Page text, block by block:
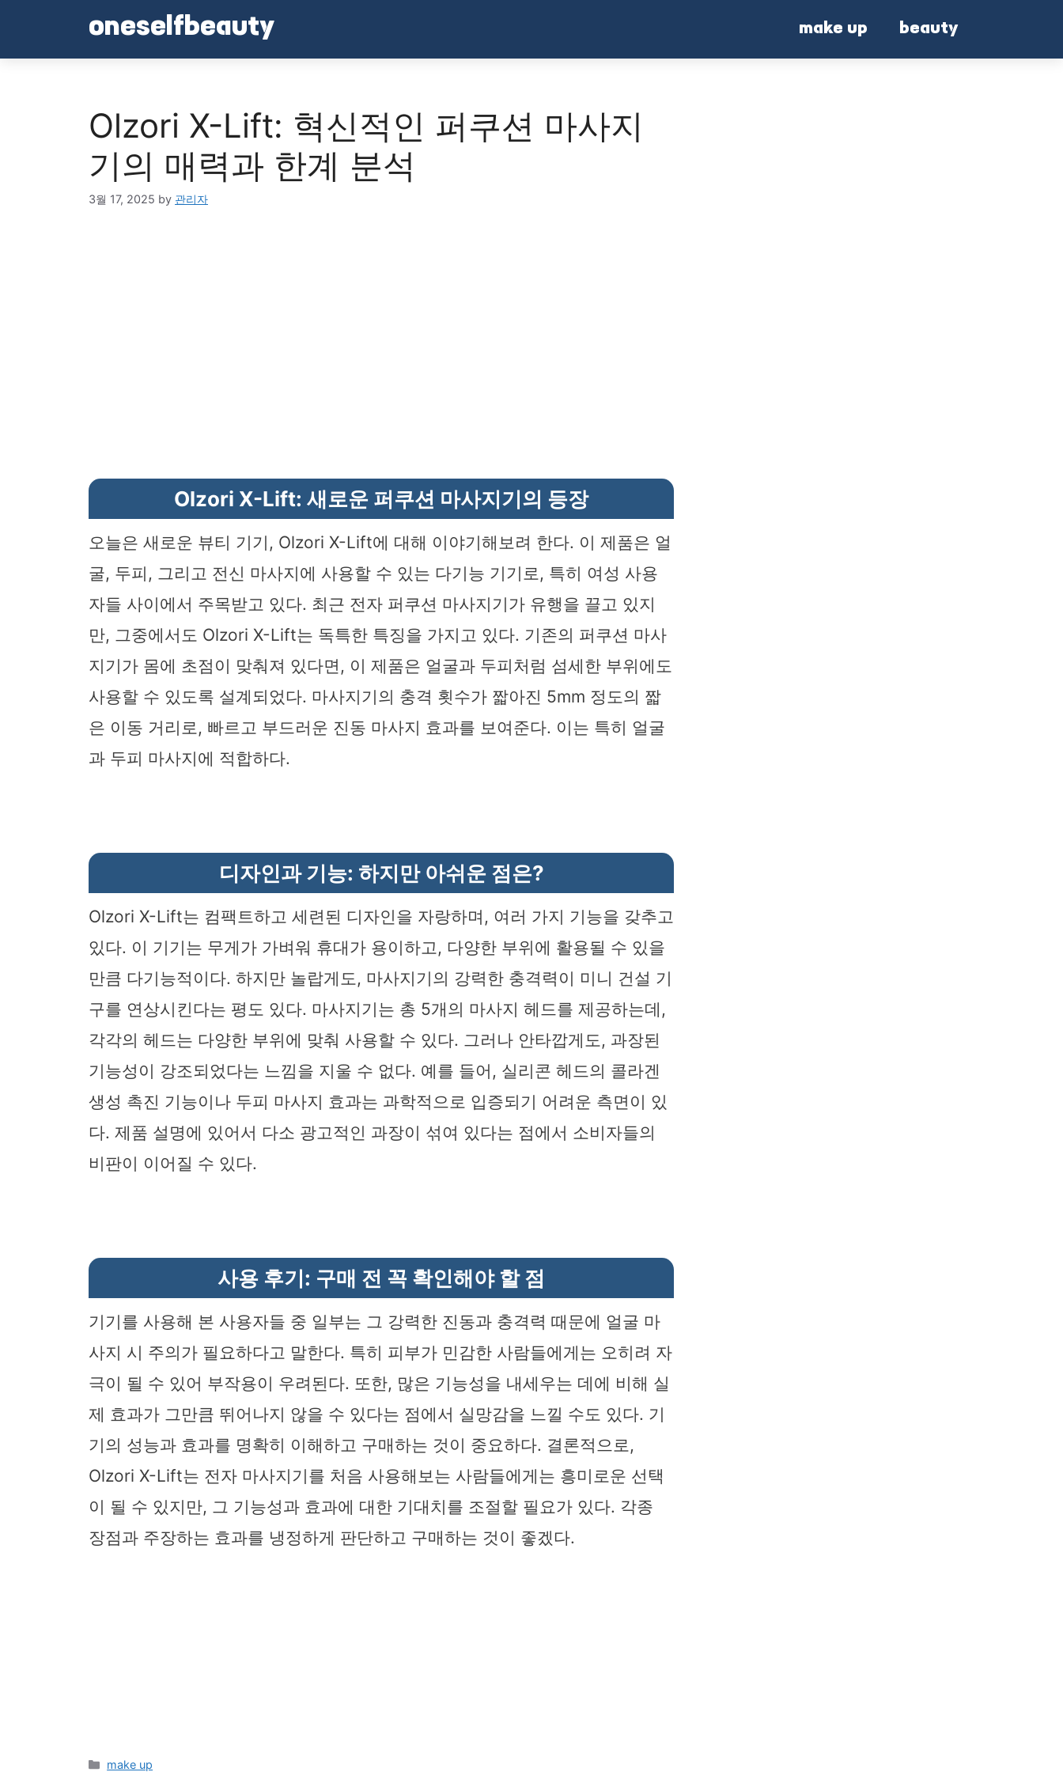
oneselfbeauty make up beauty
Olzori X-Lift: 혁신적인 퍼쿠션 마사지
기의 매력과 한계 분석
3월 17, 2025 by 관리자
Olzori X-Lift: 새로운 퍼쿠션 마사지기의 등장
오늘은 새로운 뷰티 기기, Olzori X-Lift에 대해 이야기해보려 한다. 이 제품은 얼
굴, 두피, 그리고 전신 마사지에 사용할 수 있는 다기능 기기로, 특히 여성 사용
자들 사이에서 주목받고 있다. 최근 전자 퍼쿠션 마사지기가 유행을 끌고 있지
만, 그중에서도 Olzori X-Lift는 독특한 특징을 가지고 있다. 기존의 퍼쿠션 마사
지기가 몸에 초점이 맞춰져 있다면, 이 제품은 얼굴과 두피처럼 섬세한 부위에도
사용할 수 있도록 설계되었다. 마사지기의 충격 횟수가 짧아진 5mm 정도의 짧
은 이동 거리로, 빠르고 부드러운 진동 마사지 효과를 보여준다. 이는 특히 얼굴
과 두피 마사지에 적합하다.
디자인과 기능: 하지만 아쉬운 점은?
Olzori X-Lift는 컴팩트하고 세련된 디자인을 자랑하며, 여러 가지 기능을 갖추고
있다. 이 기기는 무게가 가벼워 휴대가 용이하고, 다양한 부위에 활용될 수 있을
만큼 다기능적이다. 하지만 놀랍게도, 마사지기의 강력한 충격력이 미니 건설 기
구를 연상시킨다는 평도 있다. 마사지기는 총 5개의 마사지 헤드를 제공하는데,
각각의 헤드는 다양한 부위에 맞춰 사용할 수 있다. 그러나 안타깝게도, 과장된
기능성이 강조되었다는 느낌을 지울 수 없다. 예를 들어, 실리콘 헤드의 콜라겐
생성 촉진 기능이나 두피 마사지 효과는 과학적으로 입증되기 어려운 측면이 있
다. 제품 설명에 있어서 다소 광고적인 과장이 섞여 있다는 점에서 소비자들의
비판이 이어질 수 있다.
사용 후기: 구매 전 꼭 확인해야 할 점
기기를 사용해 본 사용자들 중 일부는 그 강력한 진동과 충격력 때문에 얼굴 마
사지 시 주의가 필요하다고 말한다. 특히 피부가 민감한 사람들에게는 오히려 자
극이 될 수 있어 부작용이 우려된다. 또한, 많은 기능성을 내세우는 데에 비해 실
제 효과가 그만큼 뛰어나지 않을 수 있다는 점에서 실망감을 느낄 수도 있다. 기
기의 성능과 효과를 명확히 이해하고 구매하는 것이 중요하다. 결론적으로,
Olzori X-Lift는 전자 마사지기를 처음 사용해보는 사람들에게는 흥미로운 선택
이 될 수 있지만, 그 기능성과 효과에 대한 기대치를 조절할 필요가 있다. 각종
장점과 주장하는 효과를 냉정하게 판단하고 구매하는 것이 좋겠다.
Categories
make up